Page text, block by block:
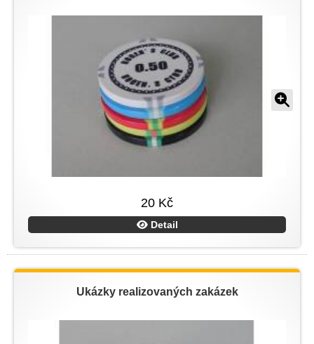
20 Kč
Detail
Ukázky realizovaných zakázek